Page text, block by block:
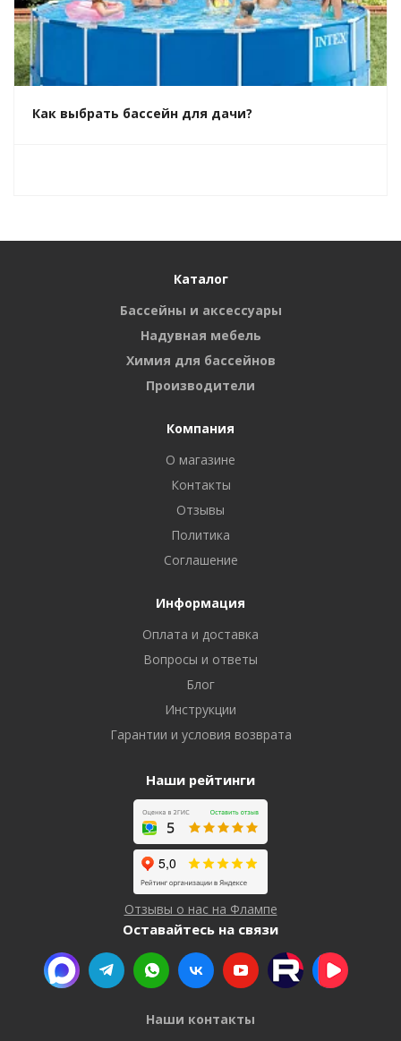
Как выбрать бассейн для дачи?
Каталог
Бассейны и аксессуары
Надувная мебель
Химия для бассейнов
Производители
Компания
О магазине
Контакты
Отзывы
Политика
Соглашение
Информация
Оплата и доставка
Вопросы и ответы
Блог
Инструкции
Гарантии и условия возврата
Наши рейтинги
Отзывы о нас на Флампе
Оставайтесь на связи
Наши контакты